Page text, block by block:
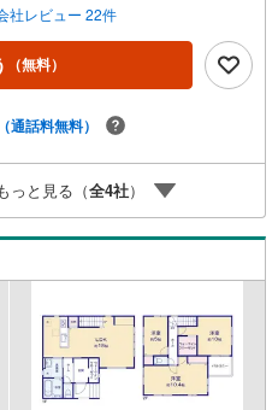
物件情報をご紹介3.不動産ご購
システムご検討中のお客様、ご紹
3、000円分プレゼント更にご紹介
させて頂きます！詳しくはスタッ
イルドスペース、授乳室、ベビ
ミリーに優しい『あったら良い
ク用浄水サーバー、紙おむつ、ア
、各ブースモニター等
社レビュー 22件
（無料）
（通話料無料）
っと見る（全4社）